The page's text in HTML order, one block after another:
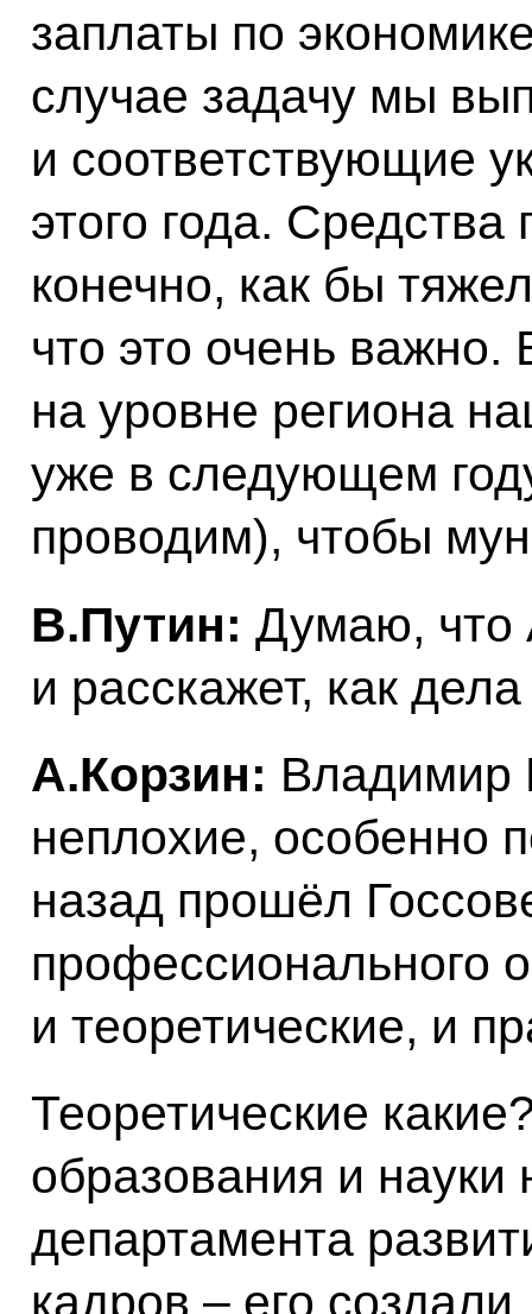
заплаты по
случае задачу мы
и соответствующие
этого года.
конечно, как бы
что это очень важно.
на уровне региона
уже в следующем
проводим), чтобы
В.Путин: Думаю, что
и расскажет, как
А.Корзин: Владимир
неплохие, особенно
назад прошёл
профессионального
и теоретические, и
Теоретические
образования и науки
департамента
кадров – его